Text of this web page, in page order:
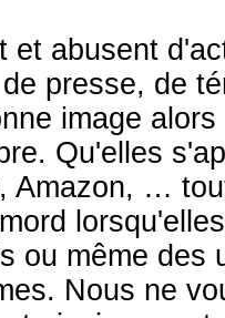
et abusent
presse, de
image
Qu'elles
Amazon, …
ou même des
Nous ne